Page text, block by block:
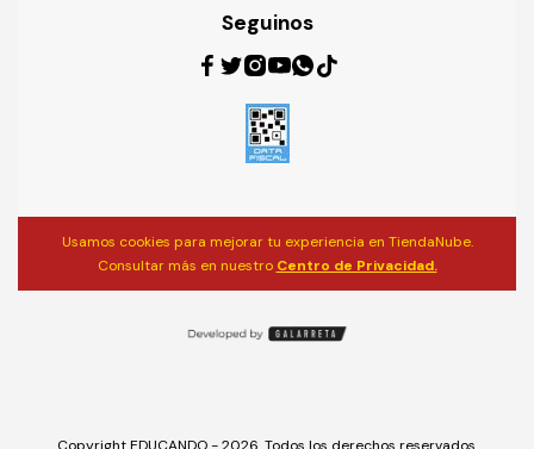
Seguinos
Usamos cookies para mejorar tu experiencia en TiendaNube.
Consultar más en nuestro Centro de Privacidad.